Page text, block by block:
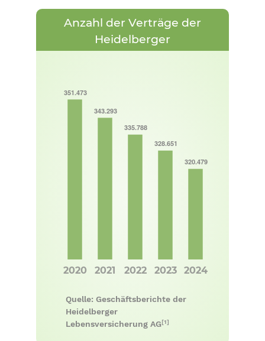
Anzahl der Verträge der
Heidelberger
Quelle: Geschäftsberichte der
Heidelberger
Lebensversicherung AG[1]